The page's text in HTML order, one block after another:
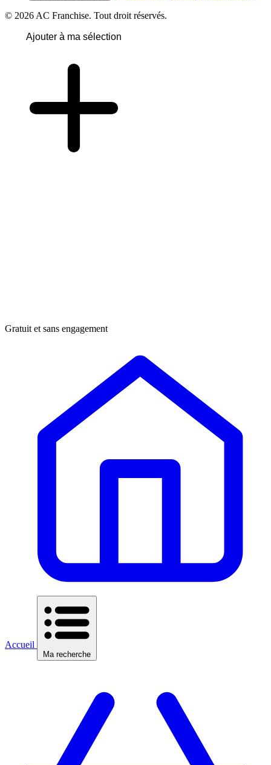
© 2026 AC Franchise. Tout droit réservés.
Ajouter à ma sélection
Gratuit et sans engagement
Accueil
Ma recherche